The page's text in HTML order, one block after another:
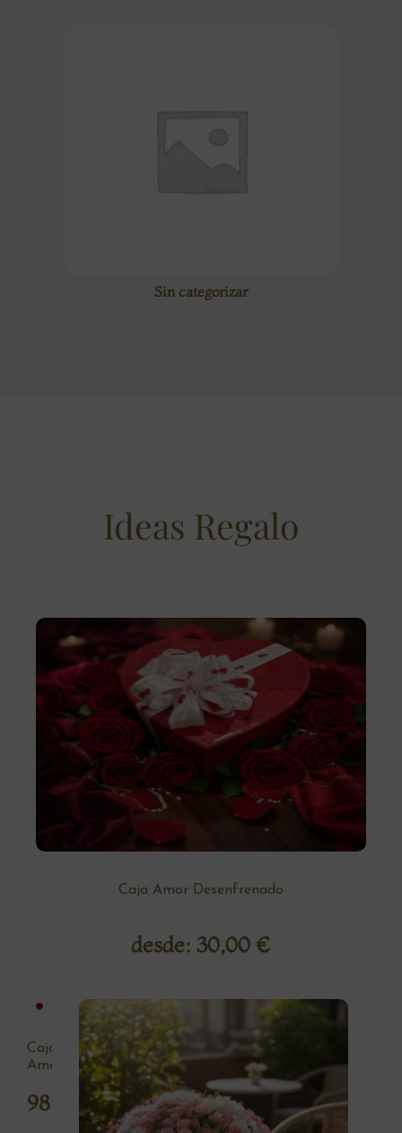
Sin categorizar
Ideas Regalo
Caja Amor Desenfrenado
desde: 30,00 €
Caja
Amor
98,00 €